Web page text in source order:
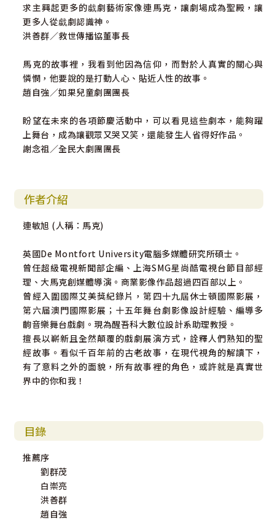
求主興起更多的戱劇藝術家像連馬克，讓劇場成為聖殿，讓
更多人從戱劇認識神。
洪善群／救世傳播協董事長
馬克的故事裡，我看到他因為信仰，而對於人真實的關心與
憐憫，他要說的是打動人心、貼近人性的故事。
趙自強／如果兒童劇團團長
盼望在未來的各項節慶活動中，可以看見這些劇本，能夠躍
上舞台，成為讓觀眾又哭又笑，還能發生人省得好作品。
謝念祖／全民大劇團團長
作者介紹
連敏旭 (人稱：馬克)
英國De Montfort University電腦多媒體研究所碩士。
曾任超級電視新聞部企編、上海SMG星尚酷電視台節目部經
理、大馬克創媒體導演。商業影像作品超過四百部以上。
曾經入圍國際艾美獎紀錄片，第四十九屆休士頓國際影展，
第六届澳門國際影展；十五年舞台劇影像設計經驗、編導多
齣音樂舞台戲劇。現為醒吾科大數位設計系助理教授。
擅長以嶄新且全然顛覆的戲劇展演方式，詮釋人們熟知的聖
經故事。看似千百年前的古老故事，在現代視角的解讀下，
有了意料之外的面貌，所有故事裡的角色，或許就是真實世
界中的你和我！
目錄
推薦序
劉群茂
白崇亮
洪善群
趙自強